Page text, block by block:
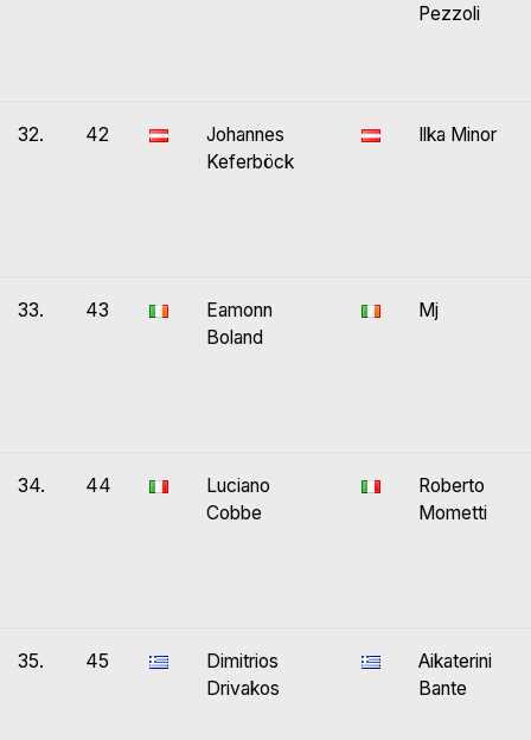
Pezzoli
32. 42
Johannes
Keferböck
Ilka Minor
33. 43
Eamonn
Boland
Mj
34. 44
Luciano
Cobbe
Roberto
Mometti
35. 45
Dimitrios
Drivakos
Aikaterini
Bante